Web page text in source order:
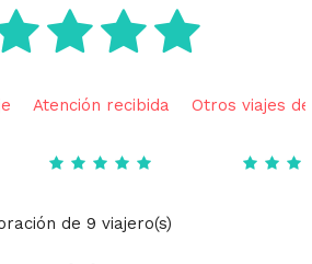
Atención recibida Otros viajes
de 9 viajero(s)